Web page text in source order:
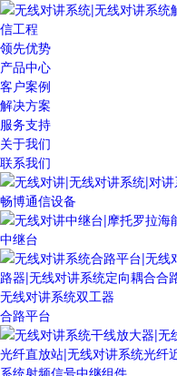
领先优势
产品中心
客户案例
解决方案
服务支持
关于我们
联系我们
畅博通信设备
中继台
合路平台